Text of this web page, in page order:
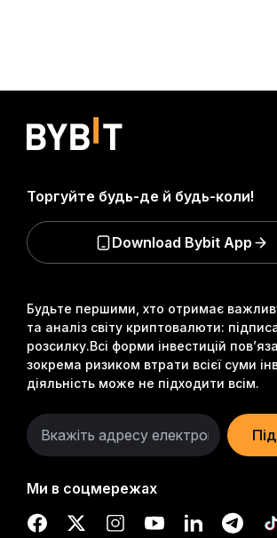
Будьте першими, хто отримає
та аналіз світу криптовалюти:
розсилку.Всі форми інвестицій
зокрема ризиком втрати всієї суми
діяльність може не підходити всім.
Ми в соцмережах
Торгуйте будь-де й будь-коли!
Download Bybit App